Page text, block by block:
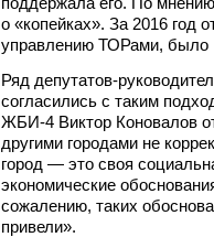
о «копейках». За 2016
управлению ТОРами, было
Ряд депутатов-
согласились с таким
ЖБИ-4 Виктор Коновалов
другими городами не
город — это своя
экономические
сожалению, таких
привели».